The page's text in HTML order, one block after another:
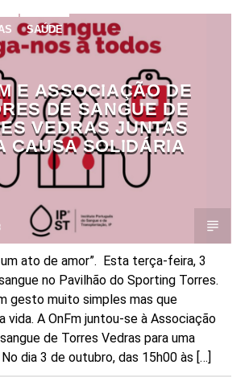
SAÚDE
E ASSOCIAÇÃO DE
DE SANGUE DE
VEDRAS JUNTAS
CAUSA SOLIDÁRIA
um ato de amor”. Esta terça-feira, 3
no Pavilhão do Sporting Torres.
gesto muito simples mas que
vida. A OnFm juntou-se à Associação
de Torres Vedras para uma
dia 3 de outubro, das 15h00 às […]